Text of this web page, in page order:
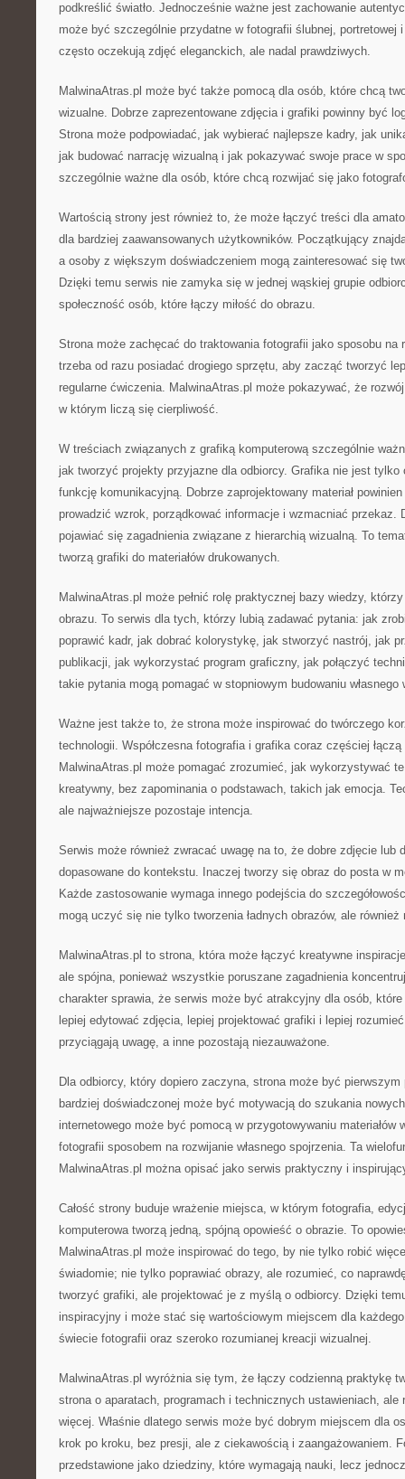
podkreślić światło. Jednocześnie ważne jest zachowanie
może być szczególnie przydatne w fotografii ślubnej, portretowej
często oczekują zdjęć eleganckich, ale nadal prawdziwych.
MalwinaAtras.pl może być także pomocą dla osób, które chcą
wizualne. Dobrze zaprezentowane zdjęcia i grafiki powinny być
Strona może podpowiadać, jak wybierać najlepsze kadry, jak
jak budować narrację wizualną i jak pokazywać swoje prace w
szczególnie ważne dla osób, które chcą rozwijać się jako
Wartością strony jest również to, że może łączyć treści dla
dla bardziej zaawansowanych użytkowników. Początkujący
a osoby z większym doświadczeniem mogą zainteresować się
Dzięki temu serwis nie zamyka się w jednej wąskiej grupie
społeczność osób, które łączy miłość do obrazu.
Strona może zachęcać do traktowania fotografii jako sposobu na
trzeba od razu posiadać drogiego sprzętu, aby zacząć tworzyć
regularne ćwiczenia. MalwinaAtras.pl może pokazywać, że
w którym liczą się cierpliwość.
W treściach związanych z grafiką komputerową szczególnie
jak tworzyć projekty przyjazne dla odbiorcy. Grafika nie jest tylko
funkcję komunikacyjną. Dobrze zaprojektowany materiał
prowadzić wzrok, porządkować informacje i wzmacniać przekaz.
pojawiać się zagadnienia związane z hierarchią wizualną. To
tworzą grafiki do materiałów drukowanych.
MalwinaAtras.pl może pełnić rolę praktycznej bazy wiedzy,
obrazu. To serwis dla tych, którzy lubią zadawać pytania: jak
poprawić kadr, jak dobrać kolorystykę, jak stworzyć nastrój, jak
publikacji, jak wykorzystać program graficzny, jak połączyć
takie pytania mogą pomagać w stopniowym budowaniu własnego
Ważne jest także to, że strona może inspirować do twórczego
technologii. Współczesna fotografia i grafika coraz częściej
MalwinaAtras.pl może pomagać zrozumieć, jak wykorzystywać
kreatywny, bez zapominania o podstawach, takich jak emocja.
ale najważniejsze pozostaje intencja.
Serwis może również zwracać uwagę na to, że dobre zdjęcie lub
dopasowane do kontekstu. Inaczej tworzy się obraz do posta w
Każde zastosowanie wymaga innego podejścia do
mogą uczyć się nie tylko tworzenia ładnych obrazów, ale
MalwinaAtras.pl to strona, która może łączyć kreatywne
ale spójna, ponieważ wszystkie poruszane zagadnienia
charakter sprawia, że serwis może być atrakcyjny dla osób,
lepiej edytować zdjęcia, lepiej projektować grafiki i lepiej
przyciągają uwagę, a inne pozostają niezauważone.
Dla odbiorcy, który dopiero zaczyna, strona może być
bardziej doświadczonej może być motywacją do szukania
internetowego może być pomocą w przygotowywaniu materiałów
fotografii sposobem na rozwijanie własnego spojrzenia. Ta
MalwinaAtras.pl można opisać jako serwis praktyczny i
Całość strony buduje wrażenie miejsca, w którym fotografia,
komputerowa tworzą jedną, spójną opowieść o obrazie. To
MalwinaAtras.pl może inspirować do tego, by nie tylko robić
świadomie; nie tylko poprawiać obrazy, ale rozumieć, co
tworzyć grafiki, ale projektować je z myślą o odbiorcy. Dzięki
inspiracyjny i może stać się wartościowym miejscem dla
świecie fotografii oraz szeroko rozumianej kreacji wizualnej.
MalwinaAtras.pl wyróżnia się tym, że łączy codzienną praktykę
strona o aparatach, programach i technicznych ustawieniach,
więcej. Właśnie dlatego serwis może być dobrym miejscem dla
krok po kroku, bez presji, ale z ciekawością i zaangażowaniem.
przedstawione jako dziedziny, które wymagają nauki, lecz